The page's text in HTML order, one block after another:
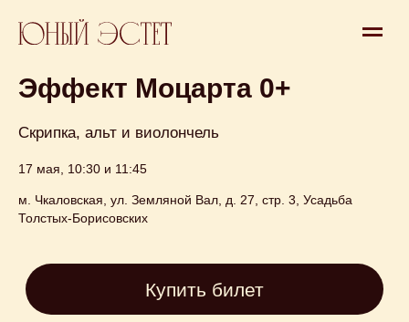
Афиша> Концерт 0-18 месяцев
Эффект Моцарта 0+
Скрипка, альт и виолончель
17 мая, 10:30 и 11:45
м. Чкаловская, ул. Земляной Вал, д. 27, стр. 3, Усадьба
Толстых-Борисовских
Купить билет
ребенок)